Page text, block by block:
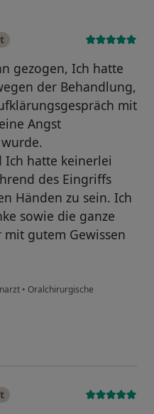
gezogen, Ich hatte
der Behandlung,
mit
Angst
Ich hatte keinerlei
des Eingriffs
Händen zu sein. Ich
sowie die ganze
gutem Gewissen
• Oralchirurgische